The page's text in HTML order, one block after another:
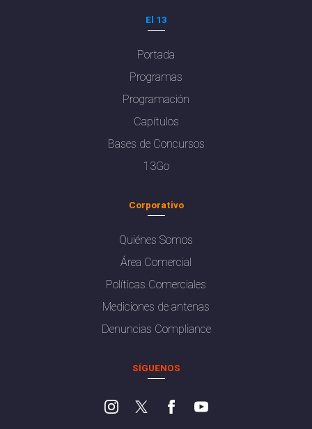
El 13
Portada
Programas
Programación
Capítulos
Bases de Concursos
13Go
Corporativo
Quiénes Somos
Área Comercial
Políticas Comerciales
Mediciones de antenas
Denuncias Compliance
SÍGUENOS